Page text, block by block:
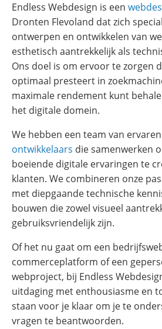
Endless Webdesign is een
Dronten Flevoland dat zich
ontwerpen en ontwikkelen van
esthetisch aantrekkelijk als
Ons doel is om ervoor te zorgen
optimaal presteert in
maximale rendement kunt
het digitale domein.
We hebben een team van
ontwikkelaars die samenwerken
boeiende digitale ervaringen te
klanten. We combineren onze
met diepgaande technische
bouwen die zowel visueel
gebruiksvriendelijk zijn.
Of het nu gaat om een
commerceplatform of een
webproject, bij Endless
uitdaging met enthousiasme en
staan voor je klaar om je te
vragen te beantwoorden.